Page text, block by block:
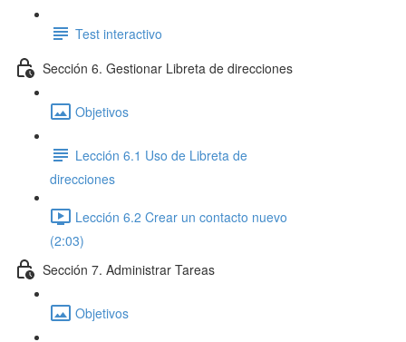
Test interactivo
Sección 6. Gestionar Libreta de direcciones
Objetivos
Lección 6.1 Uso de Libreta de
direcciones
Lección 6.2 Crear un contacto nuevo
(2:03)
Sección 7. Administrar Tareas
Objetivos